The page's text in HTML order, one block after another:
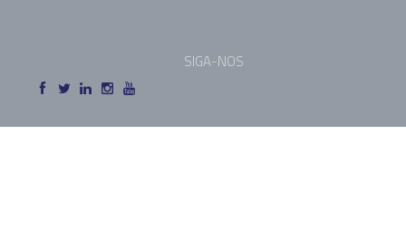
SIGA-NOS